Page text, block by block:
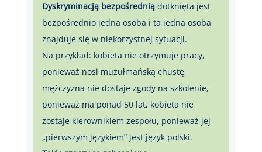
Dyskryminacją bezpośredniądotknięta jest
bezpośrednio jedna osoba i ta jedna osoba
znajduje się w niekorzystnej sytuacji.
Na przykład: kobieta nie otrzymuje pracy,
ponieważ nosi muzułmańską chustę,
mężczyzna nie dostaje zgody na szkolenie,
ponieważ ma ponad 50 lat, kobieta nie
zostaje kierownikiem zespołu, ponieważ jej
„pierwszym językiem” jest język polski.